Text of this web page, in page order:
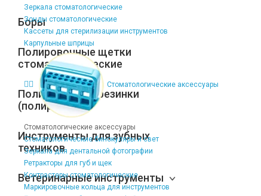
Зеркала стоматологические
Зонды стоматологические
Кассеты для стерилизации инструментов
Карпульные шприцы
Стоматологические аксессуары
Стоматологические аксессуары
Стоматологические бинокуляры и свет
Зеркала для дентальной фотографии
Ретракторы для губ и щек
Контрастеры стоматологические
Маркировочные кольца для инструментов
Боры
Полировочные щетки
стоматологические
Полировочные резинки
(полиры)
Инструменты для зубных
техников
Ветеринарные инструменты